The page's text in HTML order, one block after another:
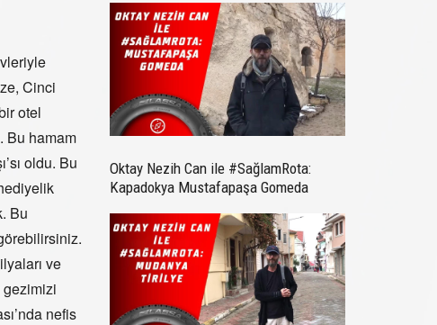
Cinci
otel
Bu hamam
oldu. Bu
Bu
ve
gezimizi
nefis
Oktay Nezih Can ile #SağlamRota:
Kapadokya Mustafapaşa Gomeda